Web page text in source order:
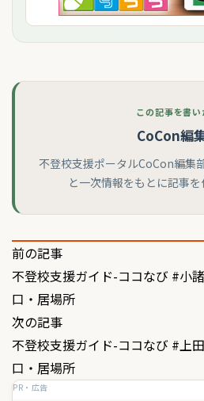
この記事を書い
CoCon編
不登校支援ポータルCoCon編集
と一次情報をもとに記事を
投
稿
ナ
ビ
ゲ
前の記事
不登校支援ガイド-ココなび #小
口・居場所
次の記事
不登校支援ガイド-ココなび #上
口・居場所
PR・広告